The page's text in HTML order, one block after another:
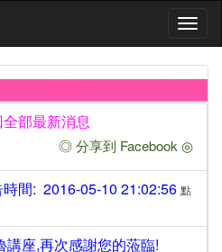
全部最新消息
◎ 分享到 Facebook ◎
間: 2016-05-10 21:02:56 點
座,再次感謝您的蒞臨!